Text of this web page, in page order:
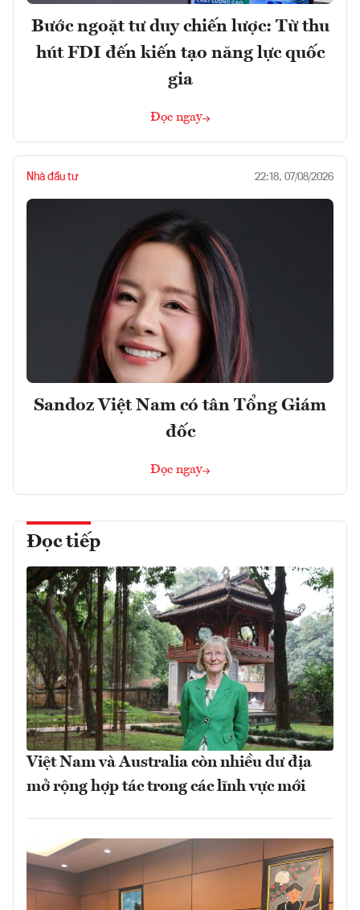
Bước ngoặt tư duy chiến lược: Từ thu
hút FDI đến kiến tạo năng lực quốc
gia
Đọc ngay
Nhà đầu tư 22:18, 07/08/2026
Sandoz Việt Nam có tân Tổng Giám
đốc
Đọc ngay
Đọc tiếp
Việt Nam và Australia còn nhiều dư địa
mở rộng hợp tác trong các lĩnh vực mới